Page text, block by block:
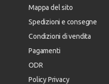
Mappa del sito
Spedizioni e consegne
Condizioni di vendita
Pagamenti
ODR
Policy Privacy